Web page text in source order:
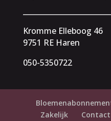
Kromme Elleboog 46
9751 RE Haren
050-5350722
Zakelijk
Contact